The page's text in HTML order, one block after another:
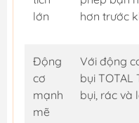
lớn
hơn trước
Động
cơ
mạnh
mẽ
Với động
bụi TOTAL
bụi, rác và